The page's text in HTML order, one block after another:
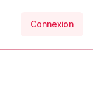
Connexion